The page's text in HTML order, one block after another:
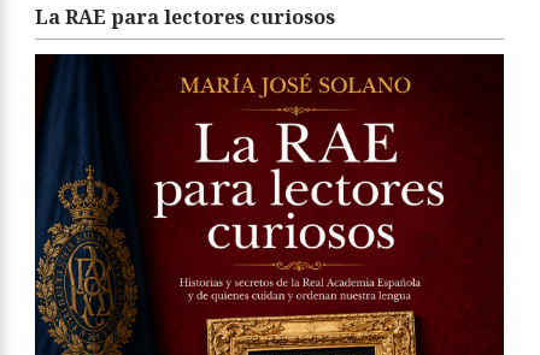
La RAE para lectores curiosos